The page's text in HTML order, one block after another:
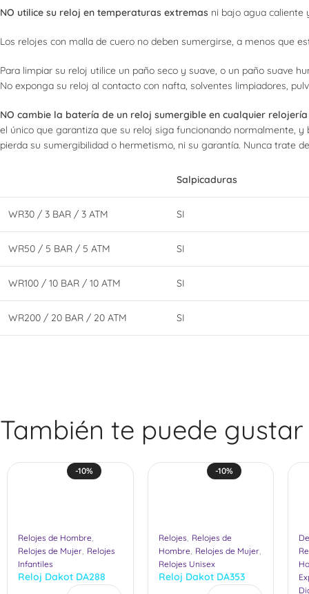
NO utilice su reloj en temperaturas extremas ni bajo agua caliente
Los relojes con malla de cuero no deben sumergirse, a menos que
Para limpiar su reloj utilice un paño seco y suave, o un paño suave
No exponga su reloj al contacto con nafta, solventes limpiadores,
NO cambie la batería de un reloj sumergible en cualquier
el único que garantiza que su reloj siga funcionando normalmente,
pierda su sumergibilidad o hermetismo, ni su garantía. Nunca trate
Salpicaduras
WR30 / 3 BAR / 3 ATM SI
WR50 / 5 BAR / 5 ATM SI
WR100 / 10 BAR / 10 ATM SI
WR200 / 20 BAR / 20 ATM SI
También te puede gustar
-10%
Relojes de Hombre,
Relojes de Mujer, Relojes
Infantiles
Reloj Dakot DA288
-10%
Relojes, Relojes de
Hombre, Relojes de Mujer,
Relojes Unisex
Reloj Dakot DA353